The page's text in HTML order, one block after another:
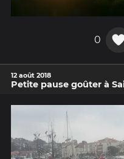
0
12 août 2018
Petite pause goûter à